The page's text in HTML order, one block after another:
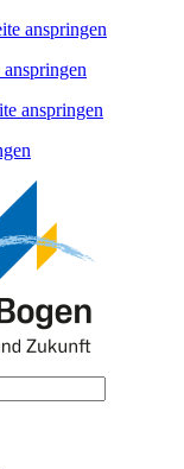
anspringen
anspringen